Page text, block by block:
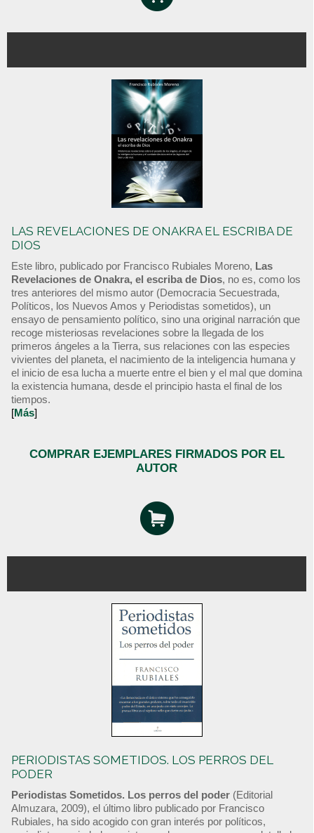
LAS REVELACIONES DE ONAKRA EL ESCRIBA DE
DIOS
Este libro, publicado por Francisco Rubiales Moreno, Las
Revelaciones de Onakra, el escriba de Dios, no es, como los
tres anteriores del mismo autor (Democracia Secuestrada,
Políticos, los Nuevos Amos y Periodistas sometidos), un
ensayo de pensamiento político, sino una original narración que
recoge misteriosas revelaciones sobre la llegada de los
primeros ángeles a la Tierra, sus relaciones con las especies
vivientes del planeta, el nacimiento de la inteligencia humana y
el inicio de esa lucha a muerte entre el bien y el mal que domina
la existencia humana, desde el principio hasta el final de los
tiempos.
[Más]
COMPRAR EJEMPLARES FIRMADOS POR EL
AUTOR
PERIODISTAS SOMETIDOS. LOS PERROS DEL
PODER
Periodistas Sometidos. Los perros del poder (Editorial
Almuzara, 2009), el último libro publicado por Francisco
Rubiales, ha sido acogido con gran interés por políticos,